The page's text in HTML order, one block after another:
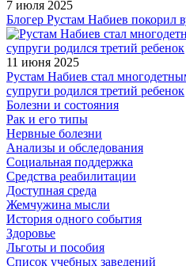
7 июля 2025
Блогер Рустам Набиев покорил
11 июня 2025
Рустам Набиев стал
супруги родился третий ребенок
Болезни и состояния
Рак и его типы
Нервные болезни
Анализы и обследования
Социальная поддержка
Средства реабилитации
Доступная среда
Жемчужина мысли
История одного события
Здоровье
Льготы и пособия
Список учебных заведений